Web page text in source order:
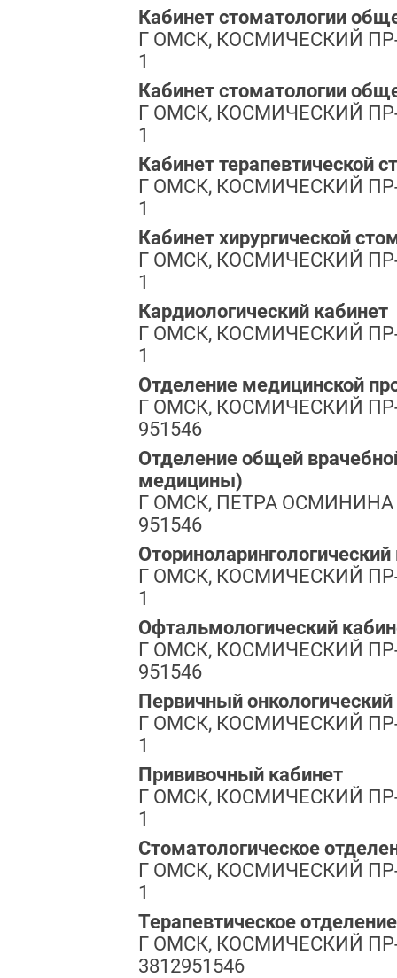
Кабинет стоматологии
Г ОМСК, КОСМИЧЕСКИЙ ПР-
1
Кабинет стоматологии
Г ОМСК, КОСМИЧЕСКИЙ ПР-
1
Кабинет терапевтической
Г ОМСК, КОСМИЧЕСКИЙ ПР-
1
Кабинет хирургической
Г ОМСК, КОСМИЧЕСКИЙ ПР-
1
Кардиологический кабинет
Г ОМСК, КОСМИЧЕСКИЙ ПР-
1
Отделение медицинской
Г ОМСК, КОСМИЧЕСКИЙ ПР-
951546
Отделение общей
медицины)
Г ОМСК, ПЕТРА ОСМИНИНА
951546
Оториноларингологический
Г ОМСК, КОСМИЧЕСКИЙ ПР-
1
Офтальмологический
Г ОМСК, КОСМИЧЕСКИЙ ПР-
951546
Первичный онкологический
Г ОМСК, КОСМИЧЕСКИЙ ПР-
1
Прививочный кабинет
Г ОМСК, КОСМИЧЕСКИЙ ПР-
1
Стоматологическое
Г ОМСК, КОСМИЧЕСКИЙ ПР-
1
Терапевтическое
Г ОМСК, КОСМИЧЕСКИЙ ПР-
3812951546